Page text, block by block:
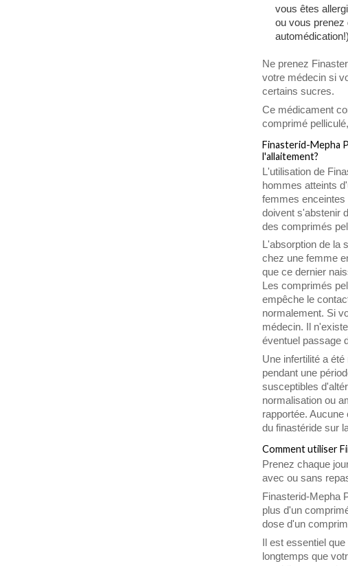
vous êtes
ou vous
Ne prenez
votre médecin si
certains sucres.
Ce médicament
comprimé
Finasterid-Mepha
l'allaitement?
L'utilisation de
hommes atteints
femmes
doivent s'abstenir
des comprimés
L'absorption de la
chez une femme
que ce dernier
Les comprimés
empêche le
normalement. Si
médecin. Il
éventuel passage
Une infertilité a
pendant une
susceptibles
normalisation ou
rapportée.
du finastéride sur
Comment utiliser
Prenez chaque
avec ou sans
Finasterid-Mepha
plus d'un
dose d'un
Il est essentiel
longtemps que